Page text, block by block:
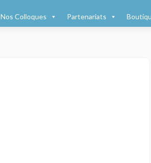
Nos Colloques Partenariats